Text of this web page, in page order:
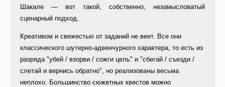
Шакале — вот такой, собственно, незамысловатый
сценарный подход.
Креативом и свежестью от заданий не веет. Все они
классического шутерно-адвенчурного характера, то есть из
разряда "убей / взорви / сожги цель" и "сбегай / съезди /
слетай и вернись обратно", но реализованы весьма
неплохо. Большинство сюжетных квестов можно